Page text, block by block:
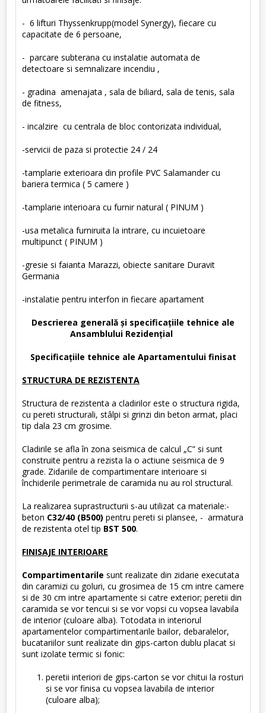
- 6 lifturi Thyssenkrupp(model Synergy), fiecare cu
capacitate de 6 persoane,
- parcare subterana cu instalatie automata de
detectoare si semnalizare incendiu ,
- gradina amenajata , sala de biliard, sala de tenis, sala
de fitness,
- incalzire cu centrala de bloc contorizata individual,
-servicii de paza si protectie 24 / 24
-tamplarie exterioara din profile PVC Salamander cu
bariera termica ( 5 camere )
-tamplarie interioara cu furnir natural ( PINUM )
-usa metalica furniruita la intrare, cu incuietoare
multipunct ( PINUM )
-gresie si faianta Marazzi, obiecte sanitare Duravit
Germania
-instalatie pentru interfon in fiecare apartament
Descrierea generală şi specificaţiile tehnice ale
Ansamblului Rezidenţial
Specificaţiile tehnice ale Apartamentului finisat
STRUCTURA DE REZISTENTA
Structura de rezistenta a cladirilor este o structura rigida,
cu pereti structurali, stâlpi si grinzi din beton armat, placi
tip dala 23 cm grosime.
Cladirile se afla în zona seismica de calcul „C” si sunt
construite pentru a rezista la o actiune seismica de 9
grade. Zidariile de compartimentare interioare si
închiderile perimetrale de caramida nu au rol structural.
La realizarea suprastructurii s-au utilizat ca materiale:-
beton C32/40 (B500) pentru pereti si plansee, - armatura
de rezistenta otel tip BST 500.
FINISAJE INTERIOARE
Compartimentarile sunt realizate din zidarie executata
din caramizi cu goluri, cu grosimea de 15 cm intre camere
si de 30 cm intre apartamente si catre exterior; peretii din
caramida se vor tencui si se vor vopsi cu vopsea lavabila
de interior (culoare alba). Totodata in interiorul
apartamentelor compartimentarile bailor, debaralelor,
bucatariilor sunt realizate din gips-carton dublu placat si
sunt izolate termic si fonic:
peretii interiori de gips-carton se vor chitui la rosturi
si se vor finisa cu vopsea lavabila de interior
(culoare alba);